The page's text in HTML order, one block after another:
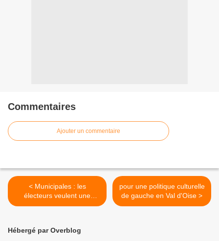
Commentaires
Ajouter un commentaire
< Municipales : les
électeurs veulent une
gauche de gauche
pour une politique culturelle
de gauche en Val d'Oise >
Hébergé par Overblog